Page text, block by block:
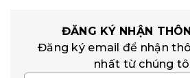
ĐĂNG KÝ NHẬN
Đăng ký email để nhận
nhất từ chúng